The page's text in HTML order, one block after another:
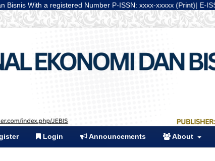
a registered Number P-ISSN: xxxx-xxxxx (Print)| E-ISSN: xxxx-
Login Announcements About